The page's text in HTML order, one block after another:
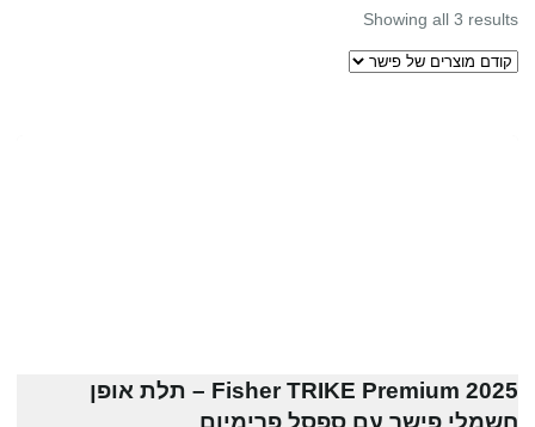
Showing all 3 results
Fisher TRIKE Premium 2025 – תלת אופן
חשמלי פישר עם ספסל פרימיום